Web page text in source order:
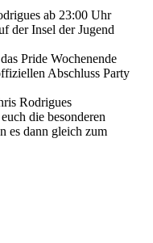
ab 23:00 Uhr
der Insel der Jugend
Pride Wochenende
Abschluss Party
Rodrigues
die besonderen
es dann gleich zum